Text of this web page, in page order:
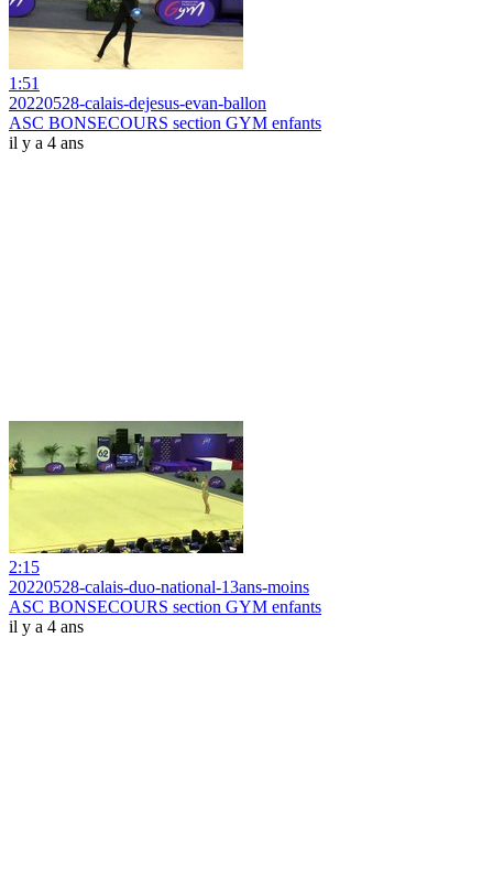
1:51
20220528-calais-dejesus-evan-ballon
ASC BONSECOURS section GYM enfants
il y a 4 ans
2:15
20220528-calais-duo-national-13ans-moins
ASC BONSECOURS section GYM enfants
il y a 4 ans